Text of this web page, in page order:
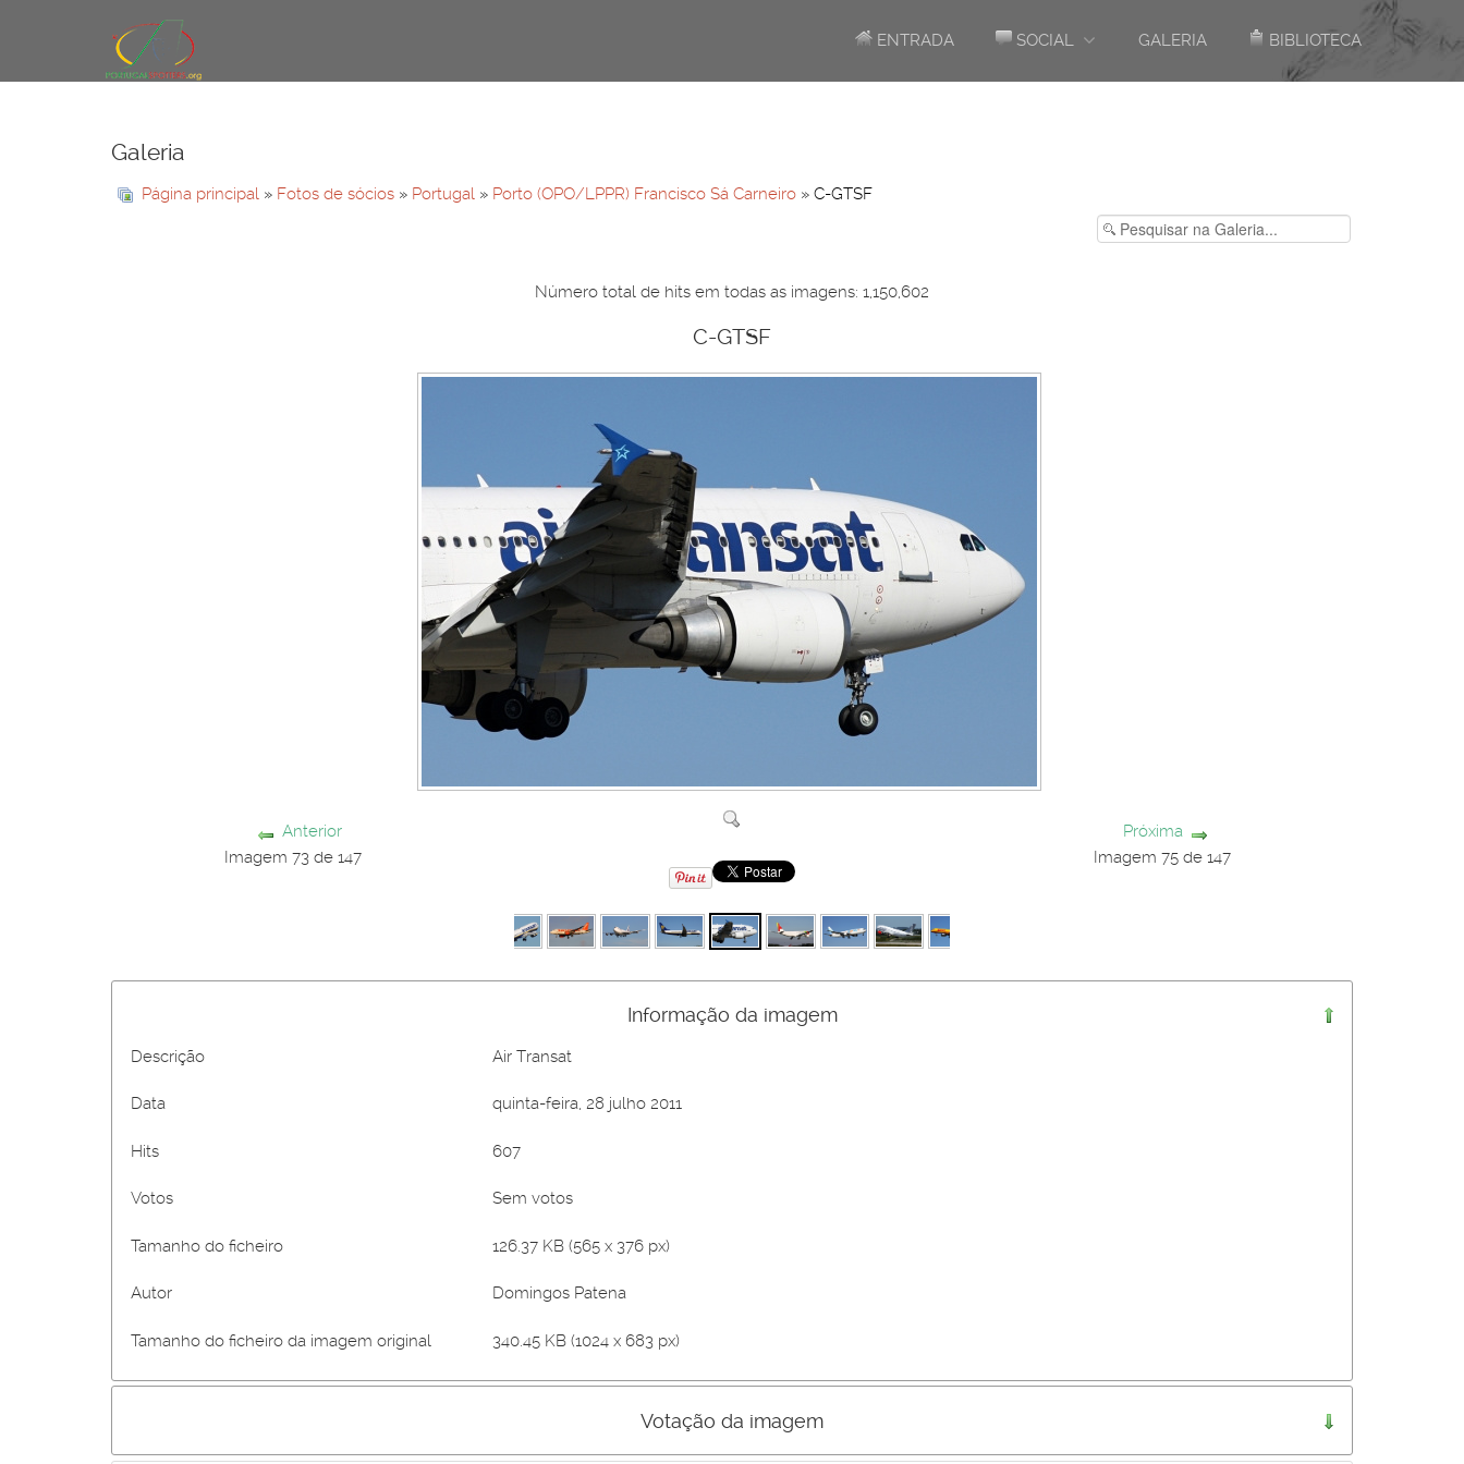
ENTRADA SOCIAL GALERIA BIBLIOTECA
Galeria
Página principal » Fotos de sócios » Portugal » Porto (OPO/LPPR) Francisco Sá Carneiro » C-GTSF
Número total de hits em todas as imagens: 1,150,602
C-GTSF
Anterior
Imagem 73 de 147
Próxima
Imagem 75 de 147
Informação da imagem
Descrição Air Transat
Data quinta-feira, 28 julho 2011
Hits 607
Votos Sem votos
Tamanho do ficheiro 126.37 KB (565 x 376 px)
Autor Domingos Patena
Tamanho do ficheiro da imagem original 340.45 KB (1024 x 683 px)
Votação da imagem